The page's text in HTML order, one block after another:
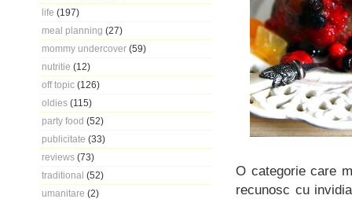
life (197)
meal planning (27)
mommy undercover (59)
nutritie (12)
off topic (126)
oldies (115)
party food (52)
publicitate (33)
reviews (73)
traditional (52)
umanitare (2)
O categorie care
recunosc cu